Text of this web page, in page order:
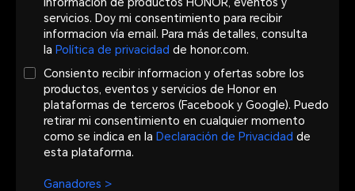
servicios. Doy mi consentimiento para recibir
informacion vía email. Para más detalles, consulta
la Política de privacidad de honor.com.
Consiento recibir informacion y ofertas sobre los
productos, eventos y servicios de Honor en
plataformas de terceros (Facebook y Google). Puedo
retirar mi consentimiento en cualquier momento
como se indica en la Declaración de Privacidad de
esta plataforma.
Ganadores >